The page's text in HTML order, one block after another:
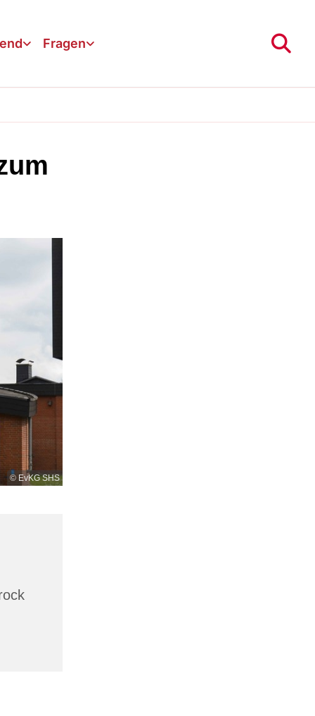
Fragen
© EvKG SHS